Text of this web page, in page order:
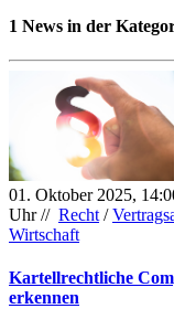
1 News in der
01. Oktober 2025,
Uhr // Recht /
Wirtschaft
Kartellrechtliche
erkennen